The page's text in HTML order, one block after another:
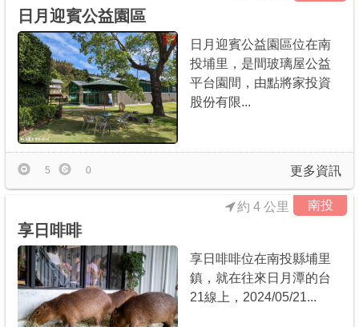
日月迎賓公益園區
日月迎賓公益園區位在南
投埔里，是間玻璃屋公益
平台園間，由點將家投資
股份有限...
更多資訊
5 0
南投
享日啡啡
約 4 公里
享日啡啡位在南投縣埔里
鎮，就在往來日月潭的台
21線上，2024/05/21...